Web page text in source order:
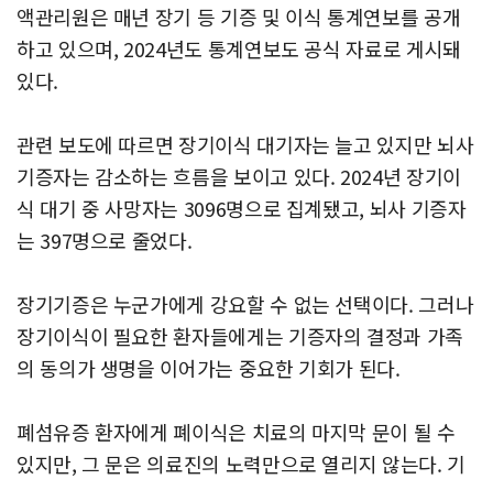
액관리원은 매년 장기 등 기증 및 이식 통계연보를 공개
하고 있으며, 2024년도 통계연보도 공식 자료로 게시돼
있다.
관련 보도에 따르면 장기이식 대기자는 늘고 있지만 뇌사
기증자는 감소하는 흐름을 보이고 있다. 2024년 장기이
식 대기 중 사망자는 3096명으로 집계됐고, 뇌사 기증자
는 397명으로 줄었다.
장기기증은 누군가에게 강요할 수 없는 선택이다. 그러나
장기이식이 필요한 환자들에게는 기증자의 결정과 가족
의 동의가 생명을 이어가는 중요한 기회가 된다.
폐섬유증 환자에게 폐이식은 치료의 마지막 문이 될 수
있지만, 그 문은 의료진의 노력만으로 열리지 않는다. 기